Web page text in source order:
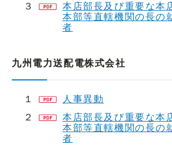
３
本店部長及び重要な本
本部等直轄機関の長の
者
九州電力送配電株式会社
１ 人事異動
２
本店部長及び重要な本
本部等直轄機関の長の
者